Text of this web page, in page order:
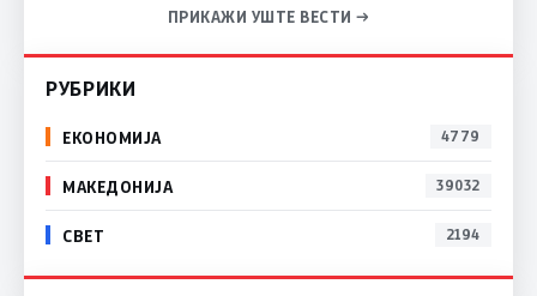
ПРИКАЖИ УШТЕ ВЕСТИ →
РУБРИКИ
ЕКОНОМИЈА 4779
МАКЕДОНИЈА 39032
СВЕТ 2194